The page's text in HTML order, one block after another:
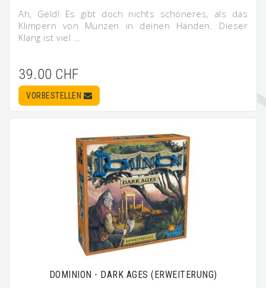
Ah, Geld! Es gibt doch nichts schöneres, als das
Klimpern von Münzen in deinen Händen. Dieser
Klang ist viel …
39.00 CHF
VORBESTELLEN
DOMINION - DARK AGES (ERWEITERUNG)